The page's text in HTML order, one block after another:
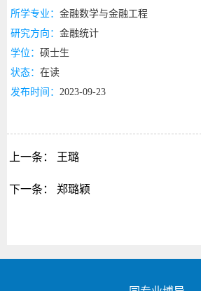
所学专业： 金融数学与金融工程
研究方向： 金融统计
学位： 硕士生
状态： 在读
发布时间： 2023-09-23
上一条： 王璐
下一条： 郑璐颖